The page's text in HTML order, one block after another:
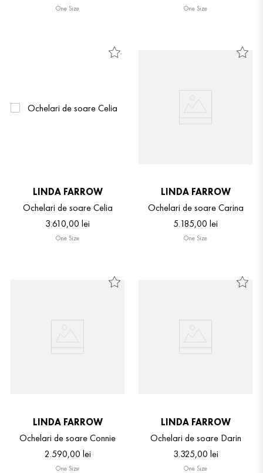
One Size One Size
LINDA FARROW
Ochelari de soare Celia
3.610,00 lei
One Size
LINDA FARROW
Ochelari de soare Carina
5.185,00 lei
One Size
LINDA FARROW
Ochelari de soare Connie
2.590,00 lei
One Size
LINDA FARROW
Ochelari de soare Darin
3.325,00 lei
One Size